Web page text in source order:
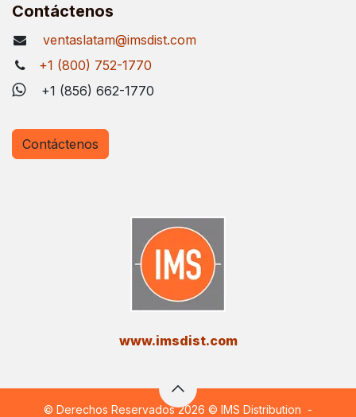
Contáctenos
ventaslatam@imsdist.com
+1 (800) 752-1770
+1 (856) 662-1770
Contáctenos
​www.imsdist.com
© Derechos Reservados 2026 © IMS Distribution -​